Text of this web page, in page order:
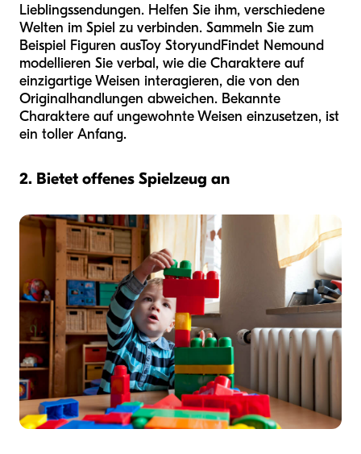
Lieblingssendungen. Helfen Sie ihm, verschiedene
Welten im Spiel zu verbinden. Sammeln Sie zum
Beispiel Figuren ausToy StoryundFindet Nemound
modellieren Sie verbal, wie die Charaktere auf
einzigartige Weisen interagieren, die von den
Originalhandlungen abweichen. Bekannte
Charaktere auf ungewohnte Weisen einzusetzen, ist
ein toller Anfang.
2. Bietet offenes Spielzeug an